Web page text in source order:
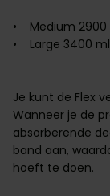
• Medium 2900
• Large 3400
Je kunt de Flex
Wanneer je de
absorberende
band aan,
hoeft te doen.